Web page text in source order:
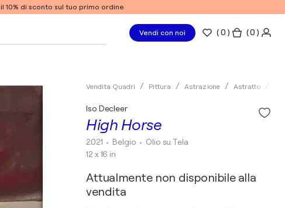
10% di sconto sul tuo primo ordine
Vendi con noi (0 ) ( 0 )
Vendita Quadri Pittura Astrazione Astratto
High Horse
Iso Decleer
2021 • Belgio • Olio su Tela
12 x 16 in
Attualmente non disponibile alla
vendita